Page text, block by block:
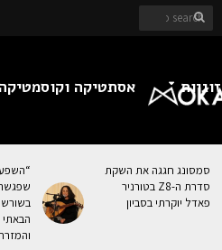
זוגיות אסתטיקה וקוסמטיקה
סמסונג חגגה את השקת
סדרת ה-Z8 בטורניר
פאדל יוקרתי בסביון